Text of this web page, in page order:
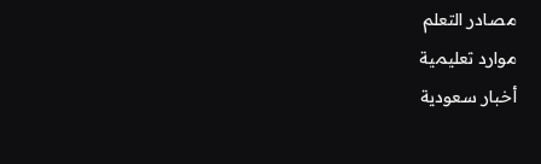
مصادر التعلم
موارد تعليمية
أخبار سعودية